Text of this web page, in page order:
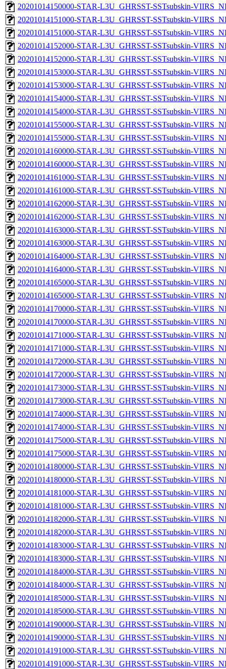
20201014150000-STAR-L3U_GHRSST-SSTsubskin-
20201014151000-STAR-L3U_GHRSST-SSTsubskin-
20201014151000-STAR-L3U_GHRSST-SSTsubskin-
20201014152000-STAR-L3U_GHRSST-SSTsubskin-
20201014152000-STAR-L3U_GHRSST-SSTsubskin-
20201014153000-STAR-L3U_GHRSST-SSTsubskin-
20201014153000-STAR-L3U_GHRSST-SSTsubskin-
20201014154000-STAR-L3U_GHRSST-SSTsubskin-
20201014154000-STAR-L3U_GHRSST-SSTsubskin-
20201014155000-STAR-L3U_GHRSST-SSTsubskin-
20201014155000-STAR-L3U_GHRSST-SSTsubskin-
20201014160000-STAR-L3U_GHRSST-SSTsubskin-
20201014160000-STAR-L3U_GHRSST-SSTsubskin-
20201014161000-STAR-L3U_GHRSST-SSTsubskin-
20201014161000-STAR-L3U_GHRSST-SSTsubskin-
20201014162000-STAR-L3U_GHRSST-SSTsubskin-
20201014162000-STAR-L3U_GHRSST-SSTsubskin-
20201014163000-STAR-L3U_GHRSST-SSTsubskin-
20201014163000-STAR-L3U_GHRSST-SSTsubskin-
20201014164000-STAR-L3U_GHRSST-SSTsubskin-
20201014164000-STAR-L3U_GHRSST-SSTsubskin-
20201014165000-STAR-L3U_GHRSST-SSTsubskin-
20201014165000-STAR-L3U_GHRSST-SSTsubskin-
20201014170000-STAR-L3U_GHRSST-SSTsubskin-
20201014170000-STAR-L3U_GHRSST-SSTsubskin-
20201014171000-STAR-L3U_GHRSST-SSTsubskin-
20201014171000-STAR-L3U_GHRSST-SSTsubskin-
20201014172000-STAR-L3U_GHRSST-SSTsubskin-
20201014172000-STAR-L3U_GHRSST-SSTsubskin-
20201014173000-STAR-L3U_GHRSST-SSTsubskin-
20201014173000-STAR-L3U_GHRSST-SSTsubskin-
20201014174000-STAR-L3U_GHRSST-SSTsubskin-
20201014174000-STAR-L3U_GHRSST-SSTsubskin-
20201014175000-STAR-L3U_GHRSST-SSTsubskin-
20201014175000-STAR-L3U_GHRSST-SSTsubskin-
20201014180000-STAR-L3U_GHRSST-SSTsubskin-
20201014180000-STAR-L3U_GHRSST-SSTsubskin-
20201014181000-STAR-L3U_GHRSST-SSTsubskin-
20201014181000-STAR-L3U_GHRSST-SSTsubskin-
20201014182000-STAR-L3U_GHRSST-SSTsubskin-
20201014182000-STAR-L3U_GHRSST-SSTsubskin-
20201014183000-STAR-L3U_GHRSST-SSTsubskin-
20201014183000-STAR-L3U_GHRSST-SSTsubskin-
20201014184000-STAR-L3U_GHRSST-SSTsubskin-
20201014184000-STAR-L3U_GHRSST-SSTsubskin-
20201014185000-STAR-L3U_GHRSST-SSTsubskin-
20201014185000-STAR-L3U_GHRSST-SSTsubskin-
20201014190000-STAR-L3U_GHRSST-SSTsubskin-
20201014190000-STAR-L3U_GHRSST-SSTsubskin-
20201014191000-STAR-L3U_GHRSST-SSTsubskin-
20201014191000-STAR-L3U_GHRSST-SSTsubskin-